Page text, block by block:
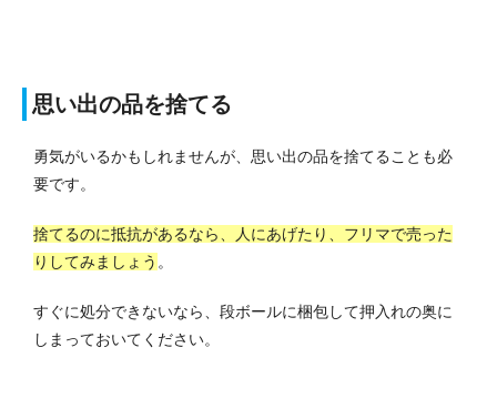
思い出の品を捨てる
勇気がいるかもしれませんが、思い出の品を捨てることも必
要です。
捨てるのに抵抗があるなら、人にあげたり、フリマで売った
りしてみましょう 。
すぐに処分できないなら、段ボールに梱包して押入れの奥に
しまっておいてください。